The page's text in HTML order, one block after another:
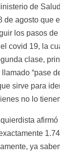
de
de agosto que
los pasos
covid 19, la
clase,
“pase
sirve para
no lo
ya